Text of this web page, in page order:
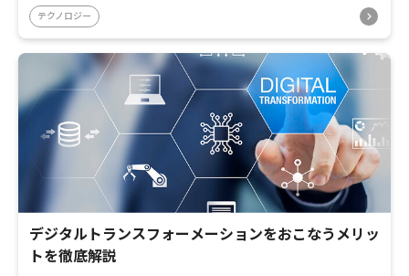
テクノロジー
デジタルトランスフォーメーションをおこなうメリッ
トを徹底解説